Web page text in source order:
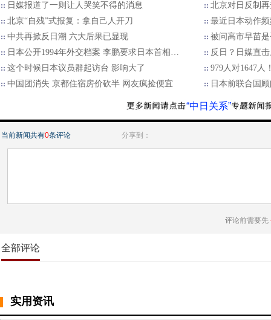
日媒报道了一则让人哭笑不得的消息
北京对日反制
北京“自残”式报复：拿自己人开刀
最近日本动作
中共再掀反日潮 六大后果已显现
被问高市早苗
日本公开1994年外交档案 李鹏要求日本首相…
反日？日媒直
这个时候日本议员群起访台 影响大了
979人对1647人
中国团消失 京都住宿房价砍半 网友疯捡便宜
日本前联合国
“中日关系”
当前新闻共有0条评论 分享到：
评论前需要先
全部评论
实用资讯